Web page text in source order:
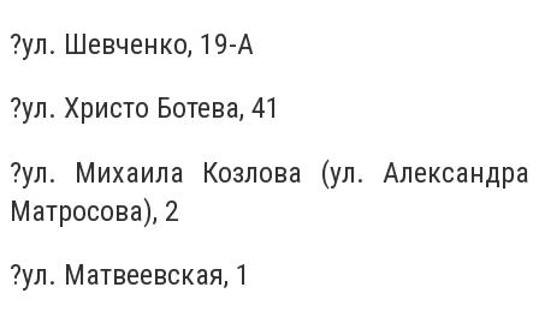
?ул. Шевченко, 19-А
?ул. Христо Ботева, 41
?ул. Михаила Козлова (ул. Александра
Матросова), 2
?ул. Матвеевская, 1